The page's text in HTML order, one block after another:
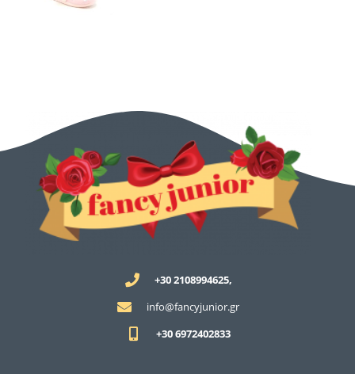
+30 2108994625,
info@fancyjunior.gr
+30 6972402833